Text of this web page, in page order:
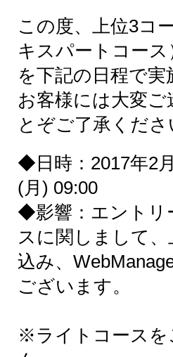
この度、上位3コ
キスパートコー
を下記の日程で
お客様には大変
とぞご了承くださ
◆日時：2017年2
(月) 09:00
◆影響：エントリ
スに関しまして
込み、
ございます。
※ライトコースを